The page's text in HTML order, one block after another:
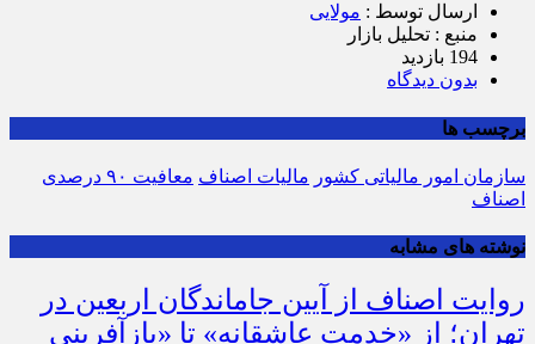
ارسال توسط : مولایی
منبع : تحلیل بازار
194 بازدید
بدون دیدگاه
برچسب ها
سازمان امور مالیاتی کشور مالیات اصناف
معافیت ۹۰ درصدی
اصناف
نوشته های مشابه
روایت اصناف از آیین جاماندگان اربعین در
تهران؛ از «خدمت عاشقانه» تا «بازآفرینی